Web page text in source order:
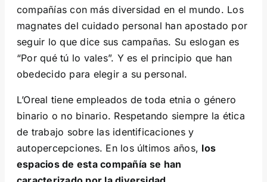
compañías con más diversidad en el mundo. Los
magnates del cuidado personal han apostado por
seguir lo que dice sus campañas. Su eslogan es
“Por qué tú lo vales”. Y es el principio que han
obedecido para elegir a su personal.
L’Oreal tiene empleados de toda etnia o género
binario o no binario. Respetando siempre la ética
de trabajo sobre las identificaciones y
autopercepciones. En los últimos años, los
espacios de esta compañía se han